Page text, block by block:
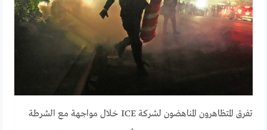
تفرق المتظاهرون المناهضون لشركة ICE خلال مواجهة مع الشرطة